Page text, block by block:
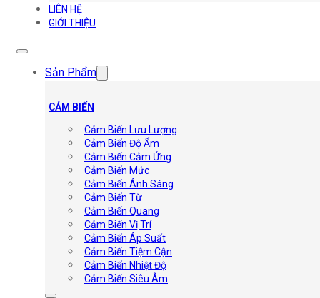
LIÊN HỆ
GIỚI THIỆU
Sản Phẩm
CẢM BIẾN
Cảm Biến Lưu Lượng
Cảm Biến Độ Ẩm
Cảm Biến Cảm Ứng
Cảm Biến Mức
Cảm Biến Ánh Sáng
Cảm Biến Từ
Cảm Biến Quang
Cảm Biến Vị Trí
Cảm Biến Áp Suất
Cảm Biến Tiệm Cận
Cảm Biến Nhiệt Độ
Cảm Biến Siêu Âm